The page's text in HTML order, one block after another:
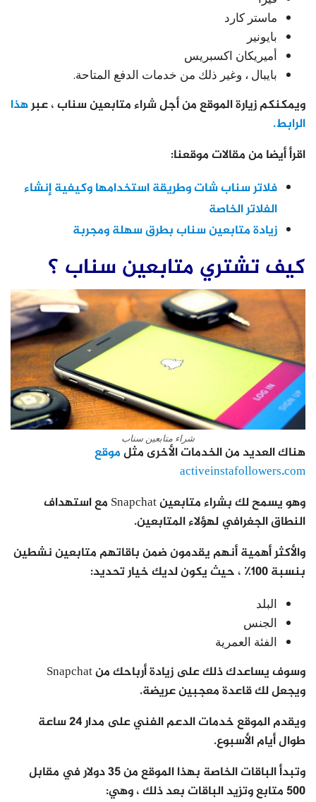
ماستر كارد
بايونير
أميريكان اكسبريس
بايبال ، وغير ذلك من خدمات الدفع المتاحة.
ويمكنكم زيارة الموقع من أجل شراء متابعين سناب ، عبرهذا
الرابط.
اقرأ أيضا من مقالات موقعنا:
فلاتر سناب شات وطريقة استخدامها وكيفية إنشاء
الفلاتر الخاصة
زيادة متابعين سناب بطرق سهلة ومجربة
كيف تشتري متابعين سناب ؟
شراء متابعين سناب
هناك العديد من الخدمات الأخرى مثلموقع
activeinstafollowers.com
وهو يسمح لك بشراء متابعين Snapchat مع استهداف
النطاق الجغرافي لهؤلاء المتابعين.
والأكثر أهمية أنهم يقدمون ضمن باقاتهم متابعين نشطين
بنسبة 100٪ ، حيث يكون لديك خيار تحديد:
البلد
الجنس
الفئة العمرية
وسوف يساعدك ذلك على زيادة أرباحك من Snapchat
ويجعل لك قاعدة معجبين عريضة.
ويقدم الموقع خدمات الدعم الفني على مدار 24 ساعة
طوال أيام الأسبوع.
وتبدأ الباقات الخاصة بهذا الموقع من 35 دولار في مقابل
500 متابع وتزيد الباقات بعد ذلك ، وهي: